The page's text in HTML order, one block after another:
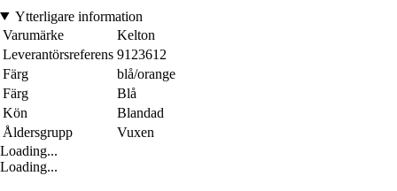
Ytterligare information
Varumärke
Kelton
Leverantörsreferens 9123612
Färg
blå/orange
Färg
Blå
Kön
Blandad
Åldersgrupp
Vuxen
Loading...
Loading...